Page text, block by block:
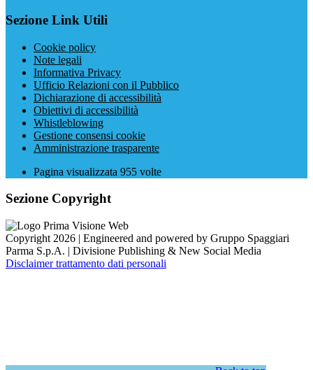
Sezione Link Utili
Cookie policy
Note legali
Informativa Privacy
Ufficio Relazioni con il Pubblico
Dichiarazione di accessibilità
Obiettivi di accessibilità
Whistleblowing
Gestione consensi cookie
Amministrazione trasparente
Pagina visualizzata 955 volte
Sezione Copyright
Copyright 2026 | Engineered and powered by Gruppo Spaggiari
Parma S.p.A. | Divisione Publishing & New Social Media
Disclaimer trattamento dati personali